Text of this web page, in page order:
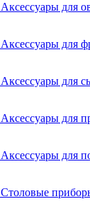
Аксессуары для
Аксессуары для
Аксессуары для
Аксессуары для
Аксессуары для
Столовые